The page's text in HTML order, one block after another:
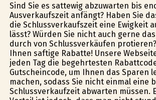
Sind Sie es sattewig abzuwarten bis
Ausverkaufszeit anfängt? Haben Sie
die Schlussverkaufszeit eine Ewigkeit
lässt? Würden Sie nicht auch gerne
durch von Schlussverkäufen
Ihnen saftige Rabatte! Unsere
jeden Tag die begehrtesten
Gutscheincode, um Ihnen das Sparen
machen, sodass Sie nicht einmal eine
Schlussverkaufzeit abwarten müssen.